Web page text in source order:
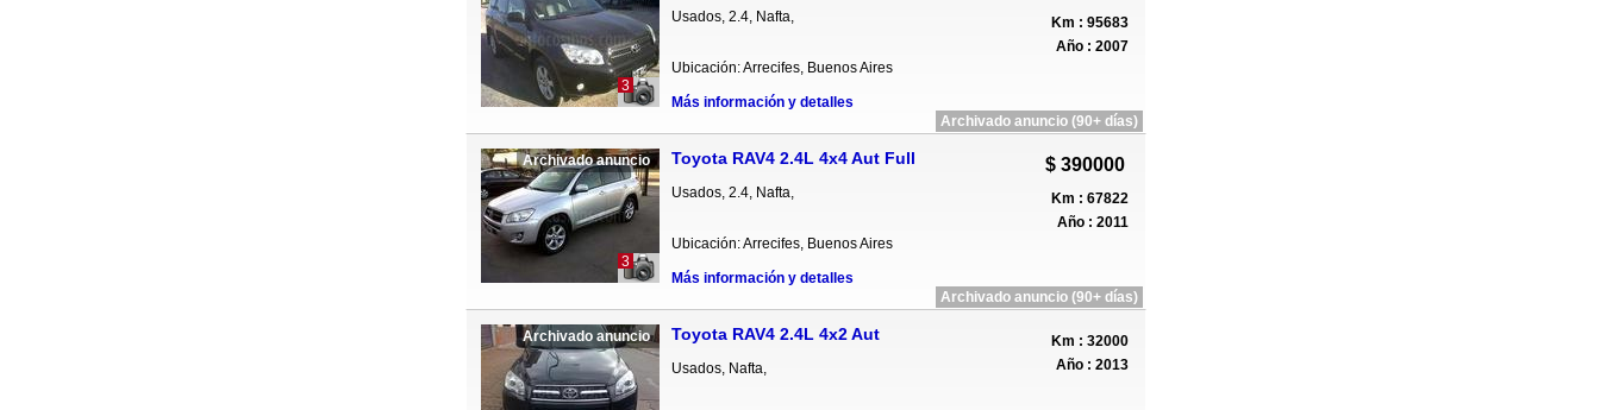
3
Usados, 2.4, Nafta,
Ubicación: Arrecifes, Buenos Aires
Más información y detalles
Km : 95683
Año : 2007
Archivado anuncio (90+ días)
Archivado anuncio
3
Toyota RAV4 2.4L 4x4 Aut Full
Usados, 2.4, Nafta,
Ubicación: Arrecifes, Buenos Aires
Más información y detalles
$ 390000
Km : 67822
Año : 2011
Archivado anuncio (90+ días)
Archivado anuncio Toyota RAV4 2.4L 4x2 Aut
Usados, Nafta,
Km : 32000
Año : 2013